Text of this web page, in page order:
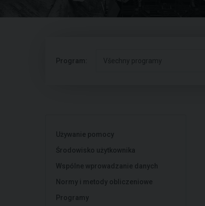
Program: Všechny programy
Używanie pomocy
Środowisko użytkownika
Wspólne wprowadzanie danych
Normy i metody obliczeniowe
Programy